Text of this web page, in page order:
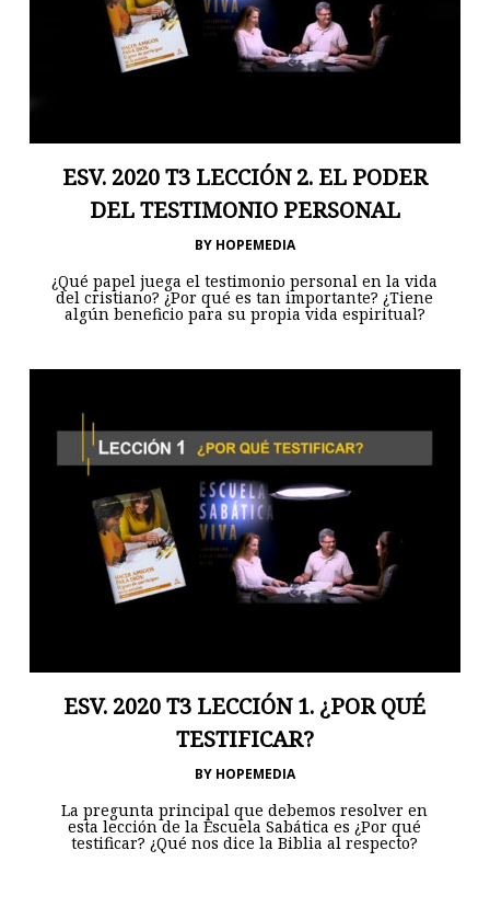
ESV. 2020 T3 LECCIÓN 2. EL PODER
DEL TESTIMONIO PERSONAL
BY HOPEMEDIA
¿Qué papel juega el testimonio personal en la vida
del cristiano? ¿Por qué es tan importante? ¿Tiene
algún beneficio para su propia vida espiritual?
ESV. 2020 T3 LECCIÓN 1. ¿POR QUÉ
TESTIFICAR?
BY HOPEMEDIA
La pregunta principal que debemos resolver en
esta lección de la Escuela Sabática es ¿Por qué
testificar? ¿Qué nos dice la Biblia al respecto?